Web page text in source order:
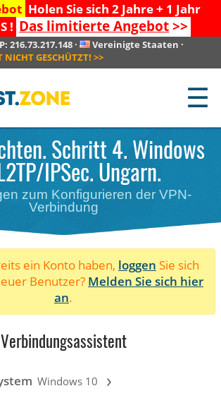
Holen Sie sich 2 Jahre + 1 Jahr
! Das limitierte Angebot>>
216.73.217.148· Vereinigte Staaten ·
NICHT GESCHÜTZT! >>
☰
Schritt 4. Windows
IPSec. Ungarn.
zum Konfigurieren der VPN-
Verbindung
ein Konto haben, loggen Sie sich
Benutzer? Melden Sie sich hier
an.
Verbindungsassistent
Windows 10 ›